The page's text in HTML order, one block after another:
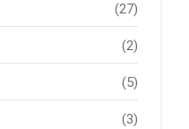
(27)
(2)
(5)
(3)